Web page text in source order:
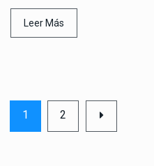
Leer Más
1 2